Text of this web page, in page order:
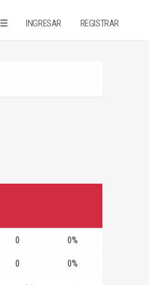
INGRESAR REGISTRAR
0 0%
0 0%